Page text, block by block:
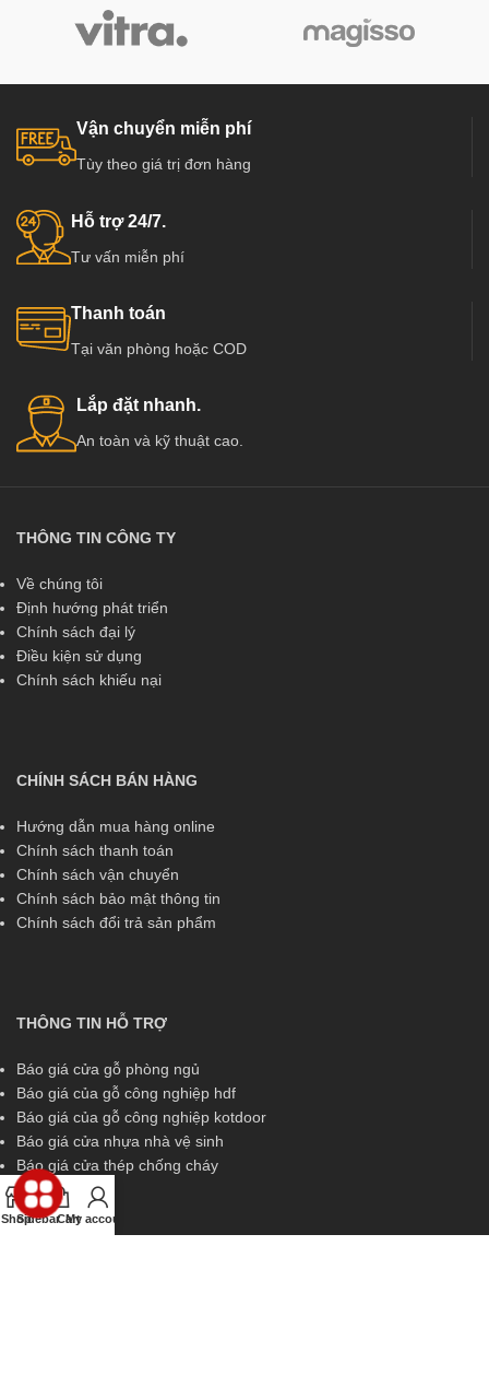
Vận chuyển miễn phí
Tùy theo giá trị đơn hàng
Hỗ trợ 24/7.
Tư vấn miễn phí
Thanh toán
Tại văn phòng hoặc COD
Lắp đặt nhanh.
An toàn và kỹ thuật cao.
THÔNG TIN CÔNG TY
Về chúng tôi
Định hướng phát triển
Chính sách đại lý
Điều kiện sử dụng
Chính sách khiếu nại
CHÍNH SÁCH BÁN HÀNG
Hướng dẫn mua hàng online
Chính sách thanh toán
Chính sách vận chuyển
Chính sách bảo mật thông tin
Chính sách đổi trả sản phẩm
THÔNG TIN HỖ TRỢ
Báo giá cửa gỗ phòng ngủ
Báo giá của gỗ công nghiệp hdf
Báo giá của gỗ công nghiệp kotdoor
Báo giá cửa nhựa nhà vệ sinh
Báo giá cửa thép chống cháy
ShopSidebarCart
My account